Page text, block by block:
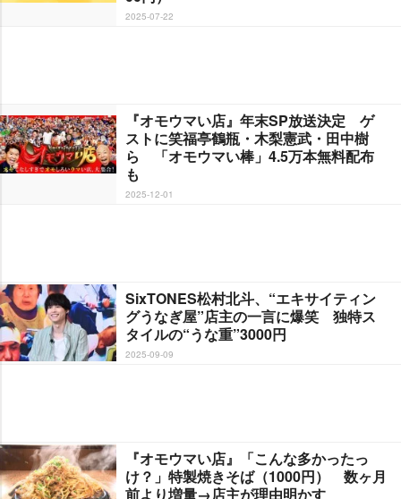
2025-07-22
『オモウマい店』年末SP放送決定 ゲ
ストに笑福亭鶴瓶・木梨憲武・田中樹
ら 「オモウマい棒」4.5万本無料配布
も
2025-12-01
SixTONES松村北斗、“エキサイティン
グうなぎ屋”店主の一言に爆笑 独特ス
タイルの“うな重”3000円
2025-09-09
『オモウマい店』「こんな多かったっ
け？」特製焼きそば（1000円） 数ヶ月
前より増量→店主が理由明かす